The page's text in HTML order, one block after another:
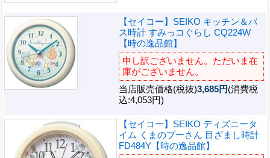
【セイコー】SEIKO キッチン＆バ
ス時計 すみっコぐらし CQ224W
【時の逸品館】
申し訳ございません。ただいま在
庫がございません。
当店販売価格(税抜)3,685円(消費税
込:4,053円)
【セイコー】SEIKO ディズニータ
イム くまのプーさん 目ざまし時計
FD484Y【時の逸品館】